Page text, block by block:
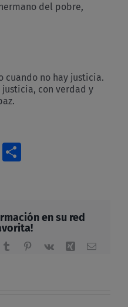
del pobre,
cuando no hay justicia.
justicia, con verdad y
PrintFriendly
en su red
Tumblr Pinterest
Vk Xing Correo